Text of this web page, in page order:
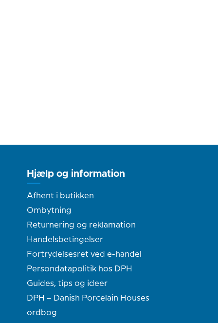
Hjælp og information
Afhent i butikken
Ombytning
Returnering og reklamation
Handelsbetingelser
Fortrydelsesret ved e-handel
Persondatapolitik hos DPH
Guides, tips og ideer
DPH – Danish Porcelain Houses
ordbog